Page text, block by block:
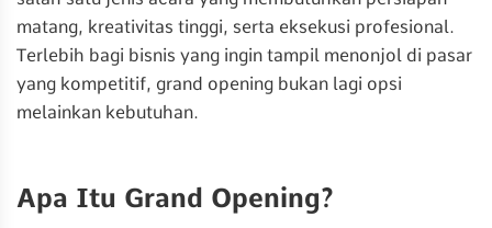
matang, kreativitas tinggi, serta eksekusi profesional.
Terlebih bagi bisnis yang ingin tampil menonjol di pasar
yang kompetitif, grand opening bukan lagi opsi
melainkan kebutuhan.
Apa Itu Grand Opening?